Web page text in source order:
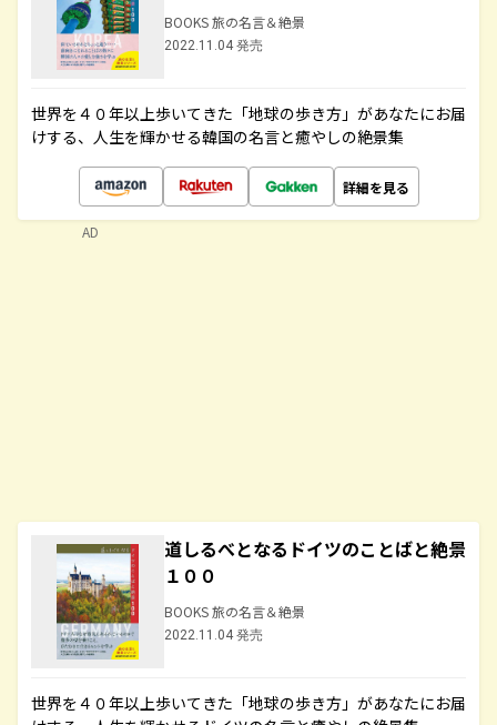
BOOKS 旅の名言＆絶景
2022.11.04 発売
世界を４０年以上歩いてきた「地球の歩き方」があなたにお届
けする、人生を輝かせる韓国の名言と癒やしの絶景集
詳細を見る
道しるべとなるドイツのことばと絶景
１００
BOOKS 旅の名言＆絶景
2022.11.04 発売
世界を４０年以上歩いてきた「地球の歩き方」があなたにお届
AD